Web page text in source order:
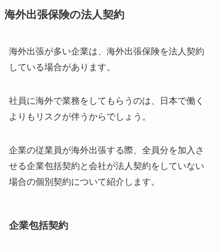
海外出張保険の法人契約
海外出張が多い企業は、海外出張保険を法人契約
している場合があります。
社員に海外で業務をしてもらうのは、日本で働く
よりもリスクが伴うからでしょう。
企業の従業員が海外出張する際、全員分を加入さ
せる企業包括契約と会社が法人契約をしていない
場合の個別契約について紹介します。
企業包括契約